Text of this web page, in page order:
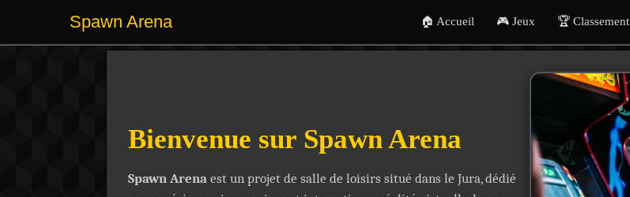
Spawn Arena 🏠 Accueil 🎮 Jeux 🏆 Classement
Bienvenue sur Spawn Arena
Spawn Arena est un projet de salle de loisirs situé dans le Jura, dédié